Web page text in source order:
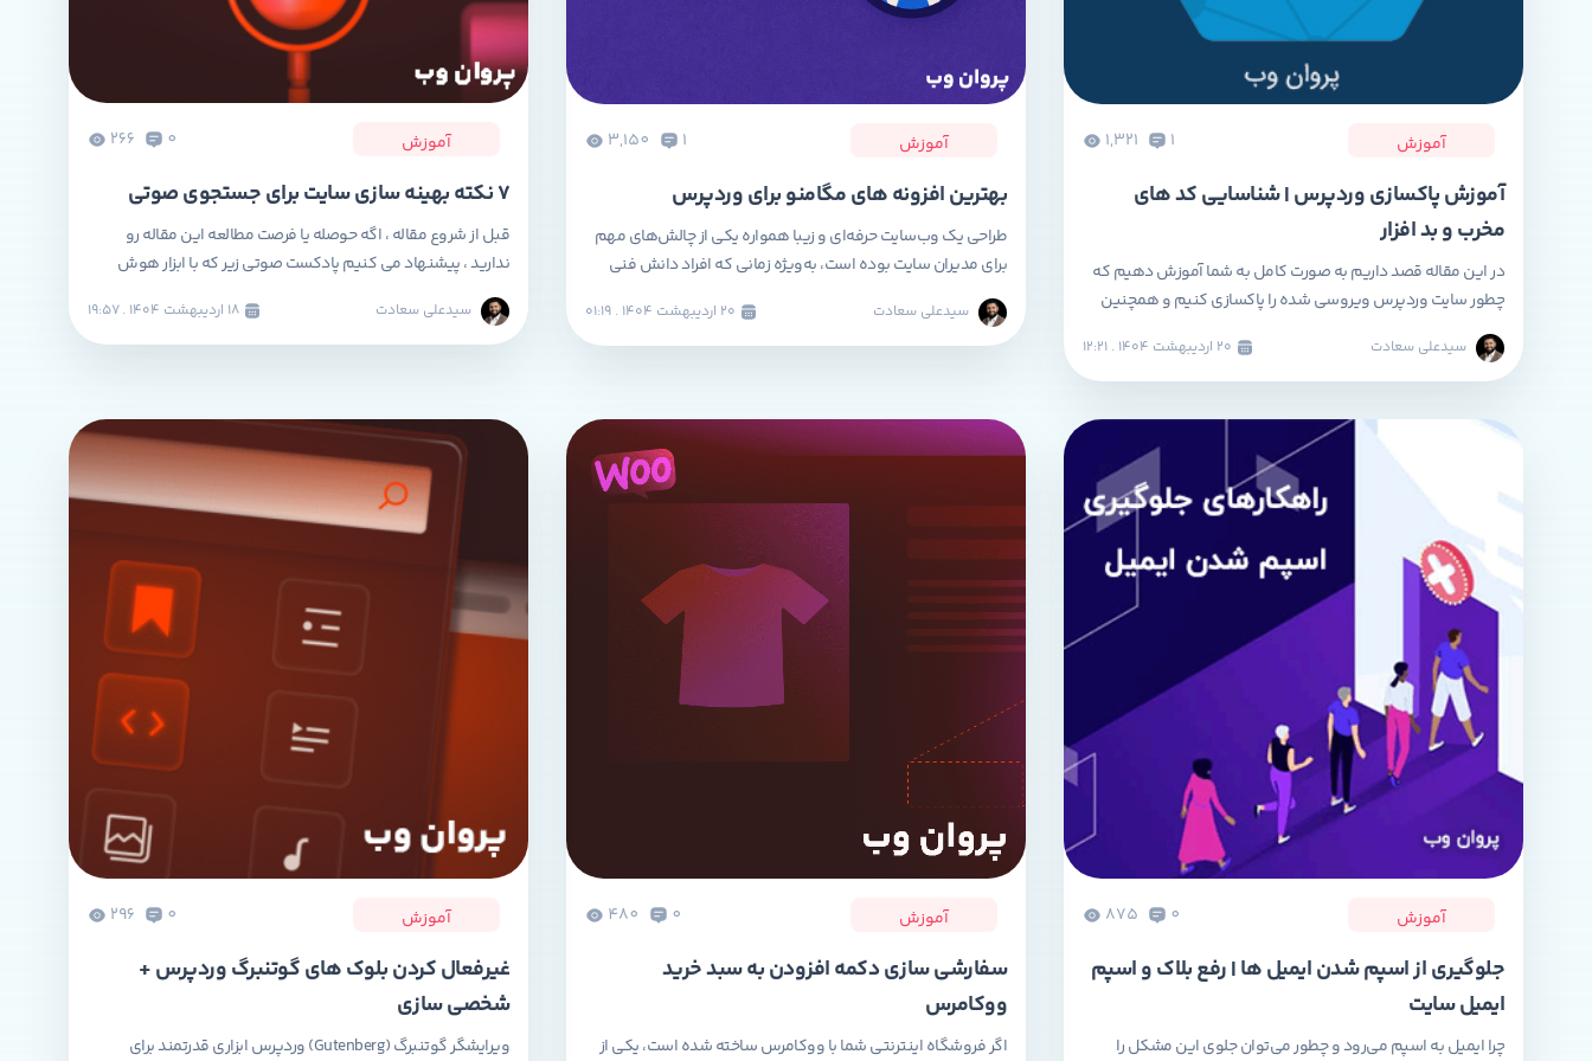
آموزش 1
1,321
آموزش پاکسازی وردپرس | شناسایی کد های
مخرب و بد افزار
در این مقاله قصد داریم به صورت کامل به شما آموزش دهیم که
چطور سایت وردپرس ویروسی شده را پاکسازی کنیم و همچنین
نحوه شناسایی کدهای مخرب در وردپرس را بررسی خواهیم کرد.
علاوه بر آن، به پاکسازی دیتابیس و راهکارهایی برای ارتقاء امنیت
وردپرس خواهیم پرداخت تا از هک شدن سایت پیشگیری شود.
یکی […]
سیدعلی سعادت
آموزش 1
3,150
بهترین افزونه های مگامنو برای وردپرس
طراحی یک وب‌سایت حرفه‌ای و زیبا همواره یکی از چالش‌های مهم
برای مدیران سایت بوده است، به‌ویژه زمانی که افراد دانش فنی
بالایی در زمینه کدنویسی ندارند. در گذشته، پیاده‌سازی منوهای
جذاب و پیشرفته فقط از عهده طراحان حرفه‌ای برمی‌آمد، اما امروزه با
وجود افزونه‌های مگا منوی حرفه‌ای در وردپرس، این کار بسیار
سیدعلی سعادت
آموزش 0
266
7 نکته بهینه سازی سایت برای جستجوی صوتی
قبل از شروع مقاله ، اگه حوصله یا فرصت مطالعه این مقاله رو
ندارید ، پیشنهاد می کنیم پادکست صوتی زیر که با ابزار هوش
وب تولید شده است ، گوش کنید. سئو صوتی چیست و چرا اهمیت
دارد؟ سئوی جستجوی صوتی (Voice Search SEO) به فرآیند […]
سیدعلی سعادت
آموزش 0
875
جلوگیری از اسپم شدن ایمیل ها | رفع بلاک و اسپم
ایمیل سایت
چرا ایمیل به اسپم می‌رود و چطور می‌توان جلوی این مشکل را
آموزش 0
480
سفارشی سازی دکمه افزودن به سبد خرید
ووکامرس
اگر فروشگاه اینترنتی شما با ووکامرس ساخته شده است، یکی از
آموزش 0
296
غیرفعال کردن بلوک های گوتنبرگ وردپرس +
شخصی سازی
ویرایشگر گوتنبرگ (Gutenberg) وردپرس ابزاری قدرتمند برای